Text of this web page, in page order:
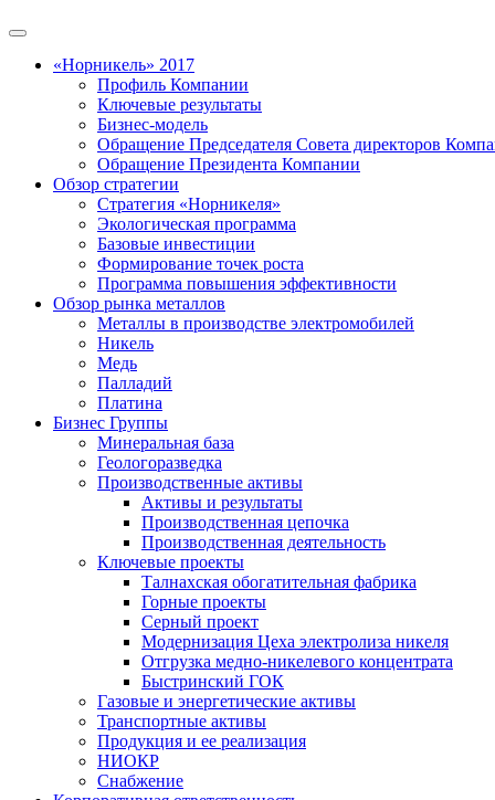
«Норникель» 2017
Профиль Компании
Ключевые результаты
Бизнес-модель
Обращение Председателя Совета директоров
Обращение Президента Компании
Обзор стратегии
Стратегия «Норникеля»
Экологическая программа
Базовые инвестиции
Формирование точек роста
Программа повышения эффективности
Обзор рынка металлов
Металлы в производстве электромобилей
Никель
Медь
Палладий
Платина
Бизнес Группы
Минеральная база
Геологоразведка
Производственные активы
Активы и результаты
Производственная цепочка
Производственная деятельность
Ключевые проекты
Талнахская обогатительная фабрика
Горные проекты
Серный проект
Модернизация Цеха электролиза никеля
Отгрузка медно-никелевого концентрата
Быстринский ГОК
Газовые и энергетические активы
Транспортные активы
Продукция и ее реализация
НИОКР
Снабжение